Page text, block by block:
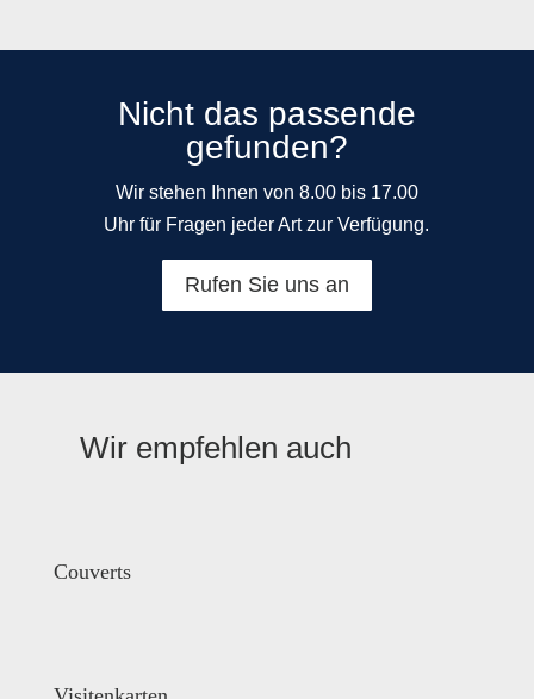
Nicht das passende
gefunden?
Wir stehen Ihnen von 8.00 bis 17.00
Uhr für Fragen jeder Art zur Verfügung.
Rufen Sie uns an
Wir empfehlen auch
Couverts